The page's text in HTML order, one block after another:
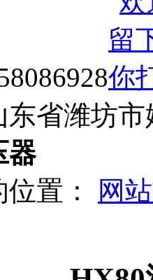
省潍坊
器
置：
网